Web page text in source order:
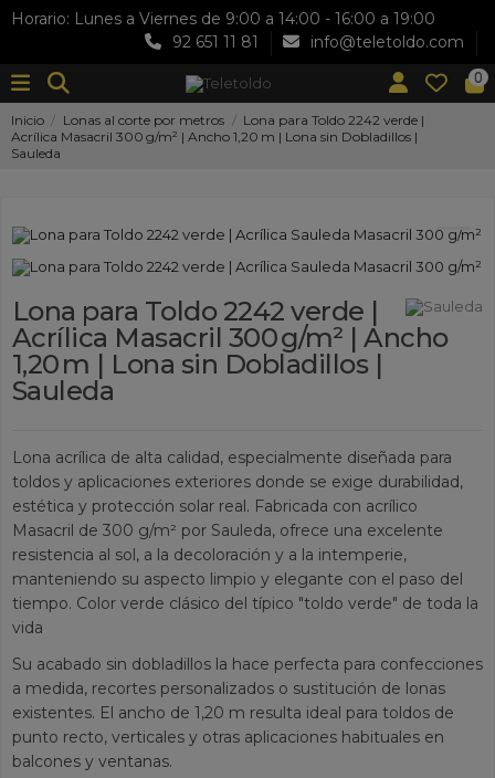
Horario: Lunes a Viernes de 9:00 a 14:00 - 16:00 a 19:00
92 651 11 81
info@teletoldo.com
0
Inicio Lonas al corte por metros
Lona para Toldo 2242 verde |
Acrílica Masacril 300 g/m² | Ancho 1,20 m | Lona sin Dobladillos |
Sauleda
Lona para Toldo 2242 verde |
Acrílica Masacril 300 g/m² | Ancho
1,20 m | Lona sin Dobladillos |
Sauleda
Lona acrílica de alta calidad, especialmente diseñada para
toldos y aplicaciones exteriores donde se exige durabilidad,
estética y protección solar real. Fabricada con acrílico
Masacril de 300 g/m² por Sauleda, ofrece una excelente
resistencia al sol, a la decoloración y a la intemperie,
manteniendo su aspecto limpio y elegante con el paso del
tiempo. Color verde clásico del típico "toldo verde" de toda la
vida
Su acabado sin dobladillos la hace perfecta para confecciones
a medida, recortes personalizados o sustitución de lonas
existentes. El ancho de 1,20 m resulta ideal para toldos de
punto recto, verticales y otras aplicaciones habituales en
balcones y ventanas.